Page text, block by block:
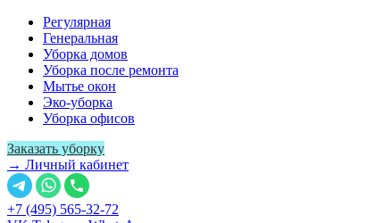
Регулярная
Генеральная
Уборка домов
Уборка после ремонта
Мытье окон
Эко-уборка
Уборка офисов
Заказать уборку
→ Личный кабинет
+7 (495) 565-32-72